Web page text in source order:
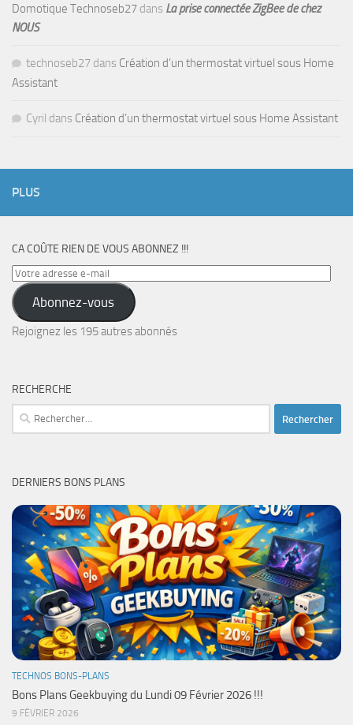
Domotique Technoseb27 dans La prise connectée ZigBee de chez
NOUS
technoseb27 dans Création d’un thermostat virtuel sous Home
Assistant
Cyril dans Création d’un thermostat virtuel sous Home Assistant
PLUS
CA COÛTE RIEN DE VOUS ABONNEZ !!!
Votre
adresse
e-
mail
Abonnez-vous
Rejoignez les 195 autres abonnés
RECHERCHE
Rechercher :
DERNIERS BONS PLANS
TECHNOS BONS-PLANS
Bons Plans Geekbuying du Lundi 09 Février 2026 !!!
9 FÉVRIER 2026